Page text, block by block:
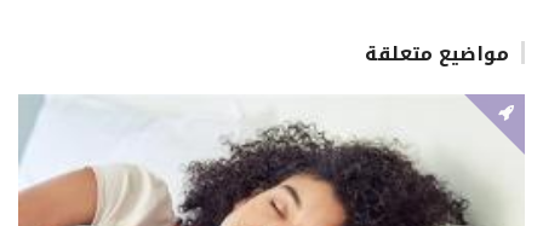
مواضيع متعلقة